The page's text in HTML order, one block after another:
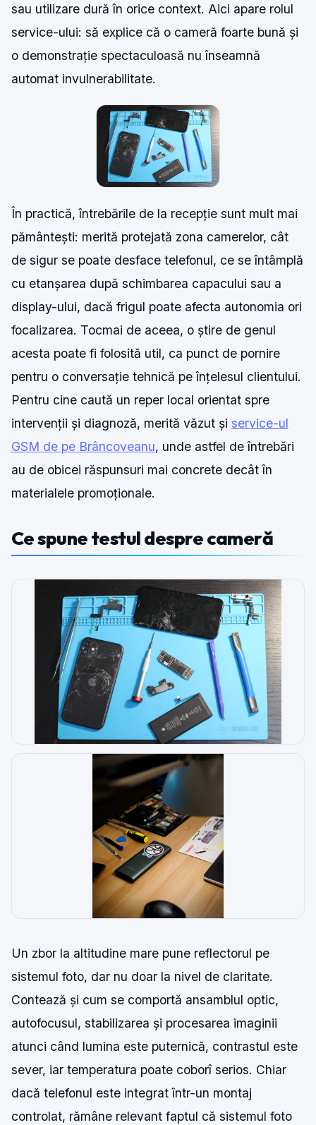
sau utilizare dură în orice context. Aici apare rolul
service-ului: să explice că o cameră foarte bună și
o demonstrație spectaculoasă nu înseamnă
automat invulnerabilitate.
În practică, întrebările de la recepție sunt mult mai
pământești: merită protejată zona camerelor, cât
de sigur se poate desface telefonul, ce se întâmplă
cu etanșarea după schimbarea capacului sau a
display-ului, dacă frigul poate afecta autonomia ori
focalizarea. Tocmai de aceea, o știre de genul
acesta poate fi folosită util, ca punct de pornire
pentru o conversație tehnică pe înțelesul clientului.
Pentru cine caută un reper local orientat spre
intervenții și diagnoză, merită văzut și service-ul
GSM de pe Brâncoveanu, unde astfel de întrebări
au de obicei răspunsuri mai concrete decât în
materialele promoționale.
Ce spune testul despre cameră
Un zbor la altitudine mare pune reflectorul pe
sistemul foto, dar nu doar la nivel de claritate.
Contează și cum se comportă ansamblul optic,
autofocusul, stabilizarea și procesarea imaginii
atunci când lumina este puternică, contrastul este
sever, iar temperatura poate coborî serios. Chiar
dacă telefonul este integrat într-un montaj
controlat, rămâne relevant faptul că sistemul foto